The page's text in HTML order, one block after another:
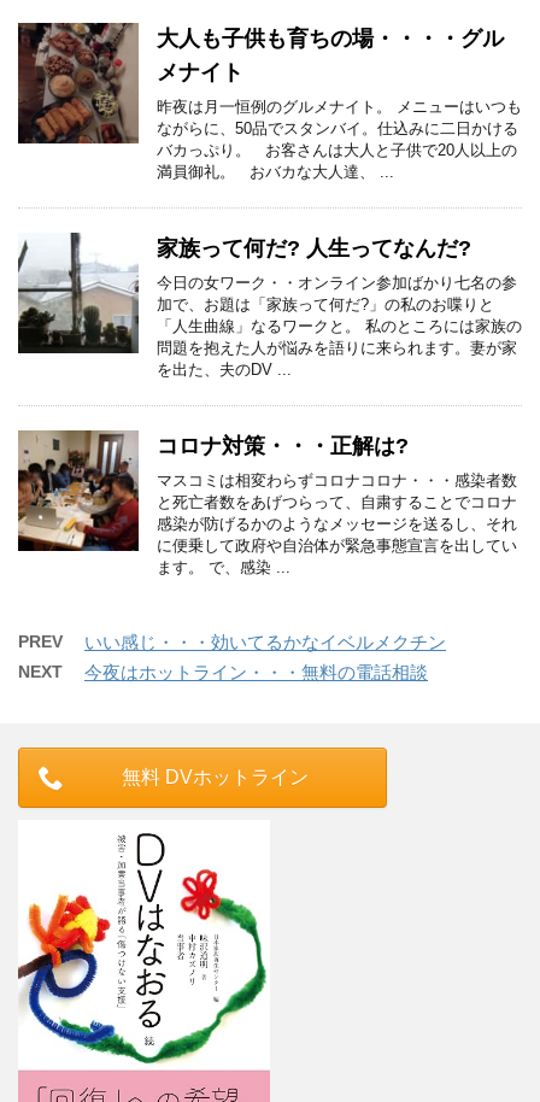
大人も子供も育ちの場・・・・グル
メナイト
昨夜は月一恒例のグルメナイト。 メニューはいつも
ながらに、50品でスタンバイ。仕込みに二日かける
バカっぷり。 お客さんは大人と子供で20人以上の
満員御礼。 おバカな大人達、 ...
家族って何だ? 人生ってなんだ?
今日の女ワーク・・オンライン参加ばかり七名の参
加で、お題は「家族って何だ?」の私のお喋りと
「人生曲線」なるワークと。 私のところには家族の
問題を抱えた人が悩みを語りに来られます。妻が家
を出た、夫のDV ...
コロナ対策・・・正解は?
マスコミは相変わらずコロナコロナ・・・感染者数
と死亡者数をあげつらって、自粛することでコロナ
感染が防げるかのようなメッセージを送るし、それ
に便乗して政府や自治体が緊急事態宣言を出してい
ます。 で、感染 ...
PREV いい感じ・・・効いてるかなイベルメクチン
NEXT 今夜はホットライン・・・無料の電話相談
無料 DVホットライン